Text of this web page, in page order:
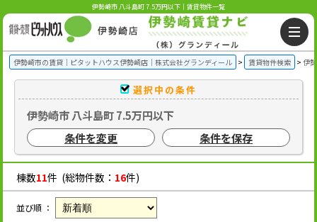
伊勢崎市 八斗島町 7.5万円以下｜賃貸物件一覧
伊勢崎市の賃貸｜ピタットハウス伊勢崎店｜株式会社グランディール 賃貸物件検索 伊
選択中の条件
伊勢崎市 八斗島町 7.5万円以下
条件を変更
条件を保存
棟数11件 (総物件数： 16件)
並び順 ：